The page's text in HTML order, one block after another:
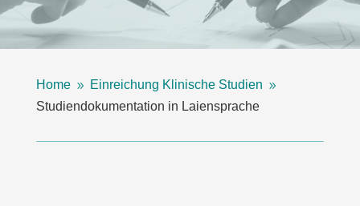
Home 9 Einreichung Klinische Studien 9
Studiendokumentation in Laiensprache